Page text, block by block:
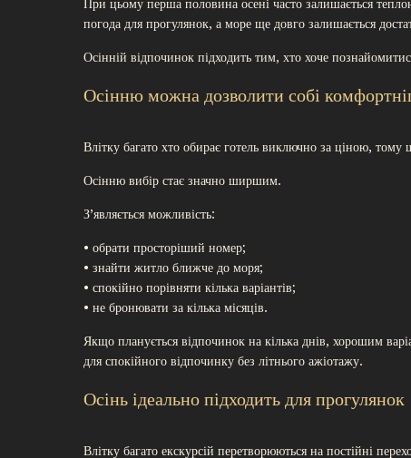
При цьому перша половина осені часто залишається
погода для прогулянок, а море ще довго залишається
Осінній відпочинок підходить тим, хто хоче
Осінню можна дозволити собі
Влітку багато хто обирає готель виключно за ціною,
Осінню вибір стає значно ширшим.
З’являється можливість:
• обрати просторіший номер;
• знайти житло ближче до моря;
• спокійно порівняти кілька варіантів;
• не бронювати за кілька місяців.
Якщо планується відпочинок на кілька днів, хорошим
для спокійного відпочинку без літнього ажіотажу.
Осінь ідеально підходить для прогулянок
Влітку багато екскурсій перетворюються на постійні